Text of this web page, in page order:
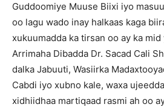
Guddoomiye Muuse Biixi iyo
oo lagu wado inay halkaas kaga
xukuumadda ka tirsan oo ay ka
Arrimaha Dibadda Dr. Sacad Cali
dalka Jabuuti, Wasiirka
Cabdi iyo xubno kale, waxa
xidhiidhaa martiqaad rasmi ah oo